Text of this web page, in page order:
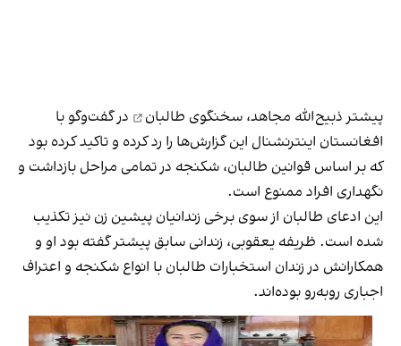
پیشترذبیح‌الله مجاهد، سخنگوی طالبان
در گفت‌وگو با
افغانستان اینترنشنال این گزارش‌ها را رد کرده و تاکید کرده بود
که بر اساس قوانین طالبان، شکنجه در تمامی مراحل بازداشت و
نگهداری افراد ممنوع است.
این ادعای طالبان از سوی برخی زندانیان پیشین زن نیز تکذیب
شده است. ظریفه یعقوبی، زندانی سابق پیشتر گفته بود او و
همکارانش در زندان استخبارات طالبان با انواع شکنجه و اعتراف
اجباری روبه‌رو بوده‌اند.